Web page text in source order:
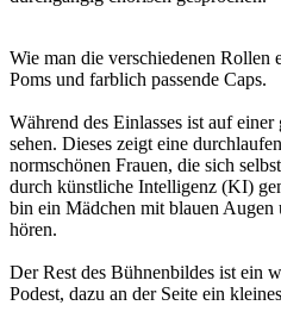
Wie man die verschiedenen Rollen
Poms und farblich passende Caps.
Während des Einlasses ist auf
sehen. Dieses zeigt eine
normschönen Frauen, die sich
durch künstliche Intelligenz (KI)
bin ein Mädchen mit blauen Augen
hören.
Der Rest des Bühnenbildes ist ein
Podest, dazu an der Seite ein